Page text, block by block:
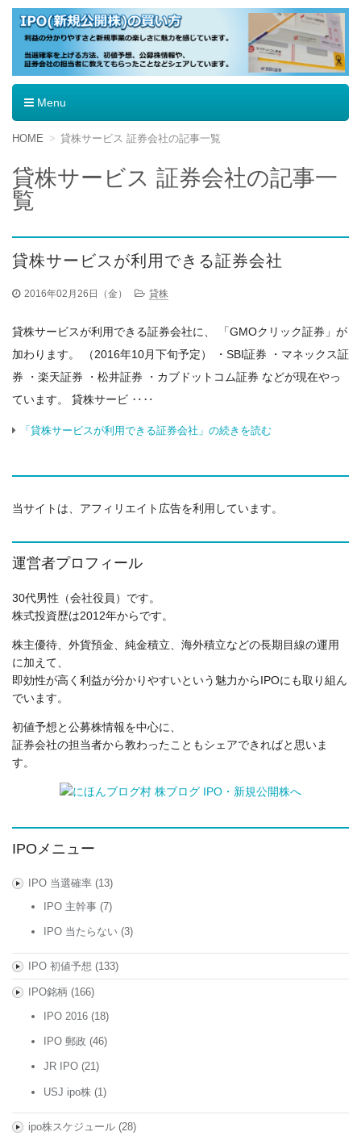
IPO（新規公開株）の買い方
Menu
コ
テ
ン
ツ
へ
HOME 貸株サービス 証券会社の記事一覧
貸株サービス 証券会社の記事一
覧
貸株サービスが利用できる証券会社
2016年02月26日（金） 貸株
貸株サービスが利用できる証券会社に、 「GMOクリック証券」が
加わります。 （2016年10月下旬予定） ・SBI証券 ・マネックス証
券 ・楽天証券 ・松井証券 ・カブドットコム証券 などが現在やっ
ています。 貸株サービ ‥‥
「貸株サービスが利用できる証券会社」の続きを読む
当サイトは、アフィリエイト広告を利用しています。
運営者プロフィール
30代男性（会社役員）です。
株式投資歴は2012年からです。
株主優待、外貨預金、純金積立、海外積立などの長期目線の運用
に加えて、
即効性が高く利益が分かりやすいという魅力からIPOにも取り組ん
でいます。
初値予想と公募株情報を中心に、
証券会社の担当者から教わったこともシェアできればと思いま
す。
IPOメニュー
IPO 当選確率(13)
IPO 主幹事 (7)
IPO 当たらない (3)
IPO 初値予想 (133)
IPO銘柄 (166)
IPO 2016 (18)
IPO 郵政 (46)
JR IPO (21)
USJ ipo株 (1)
ipo株スケジュール(28)